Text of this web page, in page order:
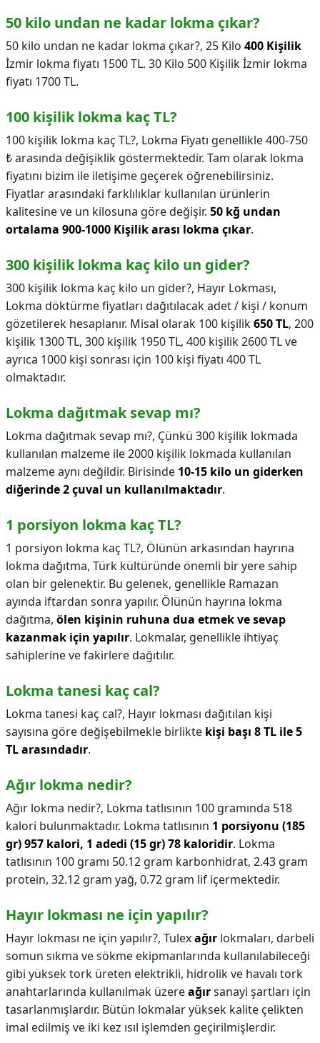
50 kilo undan ne kadar lokma çıkar?
50 kilo undan ne kadar lokma çıkar?, 25 Kilo 400 Kişilik
İzmir lokma fiyatı 1500 TL. 30 Kilo 500 Kişilik İzmir lokma
fiyatı 1700 TL.
100 kişilik lokma kaç TL?
100 kişilik lokma kaç TL?, Lokma Fiyatı genellikle 400-750
₺ arasında değişiklik göstermektedir. Tam olarak lokma
fiyatını bizim ile iletişime geçerek öğrenebilirsiniz.
Fiyatlar arasındaki farklılıklar kullanılan ürünlerin
kalitesine ve un kilosuna göre değişir. 50 kğ undan
ortalama 900-1000 Kişilik arası lokma çıkar.
300 kişilik lokma kaç kilo un gider?
300 kişilik lokma kaç kilo un gider?, Hayır Lokması,
Lokma döktürme fiyatları dağıtılacak adet / kişi / konum
gözetilerek hesaplanır. Misal olarak 100 kişilik650 TL, 200
kişilik 1300 TL, 300 kişilik 1950 TL, 400 kişilik 2600 TL ve
ayrıca 1000 kişi sonrası için 100 kişi fiyatı 400 TL
olmaktadır.
Lokma dağıtmak sevap mı?
Lokma dağıtmak sevap mı?, Çünkü 300 kişilik lokmada
kullanılan malzeme ile 2000 kişilik lokmada kullanılan
malzeme aynı değildir. Birisinde 10-15 kilo un giderken
diğerinde 2 çuval un kullanılmaktadır.
1 porsiyon lokma kaç TL?
1 porsiyon lokma kaç TL?, Ölünün arkasından hayrına
lokma dağıtma, Türk kültüründe önemli bir yere sahip
olan bir gelenektir. Bu gelenek, genellikle Ramazan
ayında iftardan sonra yapılır. Ölünün hayrına lokma
dağıtma, ölen kişinin ruhuna dua etmek ve sevap
kazanmak için yapılır. Lokmalar, genellikle ihtiyaç
sahiplerine ve fakirlere dağıtılır.
Lokma tanesi kaç cal?
Lokma tanesi kaç cal?, Hayır lokması dağıtılan kişi
sayısına göre değişebilmekle birlikte kişi başı 8 TL ile 5
TL arasındadır.
Ağır lokma nedir?
Ağır lokma nedir?, Lokma tatlısının 100 gramında 518
kalori bulunmaktadır. Lokma tatlısının 1 porsiyonu (185
gr) 957 kalori, 1 adedi (15 gr) 78 kaloridir. Lokma
tatlısının 100 gramı 50.12 gram karbonhidrat, 2.43 gram
protein, 32.12 gram yağ, 0.72 gram lif içermektedir.
Hayır lokması ne için yapılır?
Hayır lokması ne için yapılır?, Tulexağır lokmaları, darbeli
somun sıkma ve sökme ekipmanlarında kullanılabileceği
gibi yüksek tork üreten elektrikli, hidrolik ve havalı tork
anahtarlarında kullanılmak üzereağırsanayi şartları için
tasarlanmışlardır. Bütün lokmalar yüksek kalite çelikten
imal edilmiş ve iki kez ısıl işlemden geçirilmişlerdir.